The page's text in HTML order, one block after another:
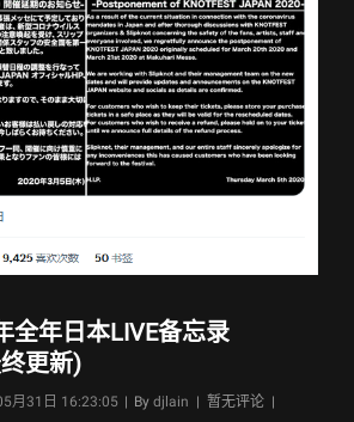
全年日本LIVE备忘录
更新)
月31日 16:23:05 | By Byline
djlain | 暂无评论 |